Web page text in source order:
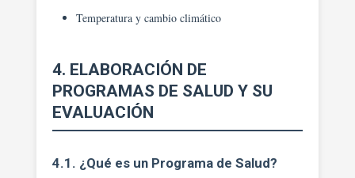
Temperatura y cambio climático
4. ELABORACIÓN DE
PROGRAMAS DE SALUD Y SU
EVALUACIÓN
4.1. ¿Qué es un Programa de Salud?